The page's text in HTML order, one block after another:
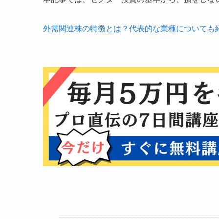
外需関連株の特徴とは？代表的な業種についても